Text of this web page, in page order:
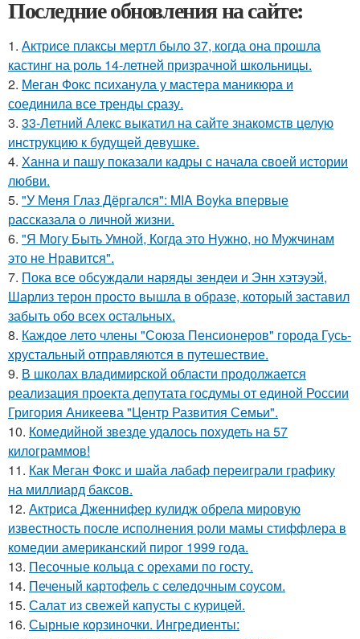
Последние обновления на сайте:
1. Актрисе плаксы мертл было 37, когда она прошла
кастинг на роль 14-летней призрачной школьницы.
2. Меган Фокс психанула у мастера маникюра и
соединила все тренды сразу.
3. 33-Летний Алекс выкатил на сайте знакомств целую
инструкцию к будущей девушке.
4. Ханна и пашу показали кадры с начала своей истории
любви.
5. "У Меня Глаз Дёргался": MIA Boyka впервые
рассказала о личной жизни.
6. "Я Могу Быть Умной, Когда это Нужно, но Мужчинам
это не Нравится".
7. Пока все обсуждали наряды зендеи и Энн хэтэуэй,
Шарлиз терон просто вышла в образе, который заставил
забыть обо всех остальных.
8. Каждое лето члены "Союза Пенсионеров" города Гусь-
хрустальный отправляются в путешествие.
9. В школах владимирской области продолжается
реализация проекта депутата госдумы от единой России
Григория Аникеева "Центр Развития Семьи".
10. Комедийной звезде удалось похудеть на 57
килограммов!
11. Как Меган Фокс и шайа лабаф переиграли графику
на миллиард баксов.
12. Актриса Дженнифер кулидж обрела мировую
известность после исполнения роли мамы стиффлера в
комедии американский пирог 1999 года.
13. Песочные кольца с орехами по госту.
14. Печеный картофель с селедочным соусом.
15. Салат из свежей капусты с курицей.
16. Сырные корзиночки. Ингредиенты: